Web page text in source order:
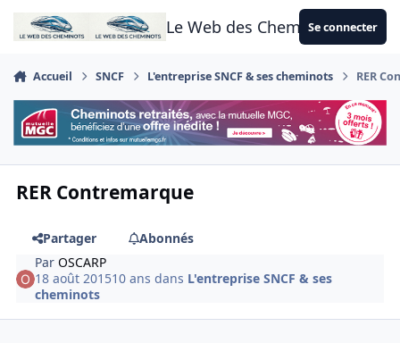
Aller au contenu
Le Web des CheminotsSe connecter
Accueil SNCF L'entreprise SNCF & ses cheminots RER
RER Contremarque
Partager
Abonnés
ParOSCARP
18 août 201510 ans dans L'entreprise SNCF & ses
cheminots